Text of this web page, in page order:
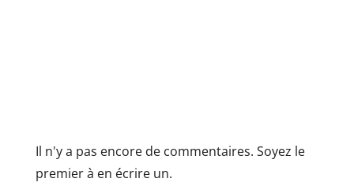
Il n'y a pas encore de commentaires. Soyez le
premier à en écrire un.